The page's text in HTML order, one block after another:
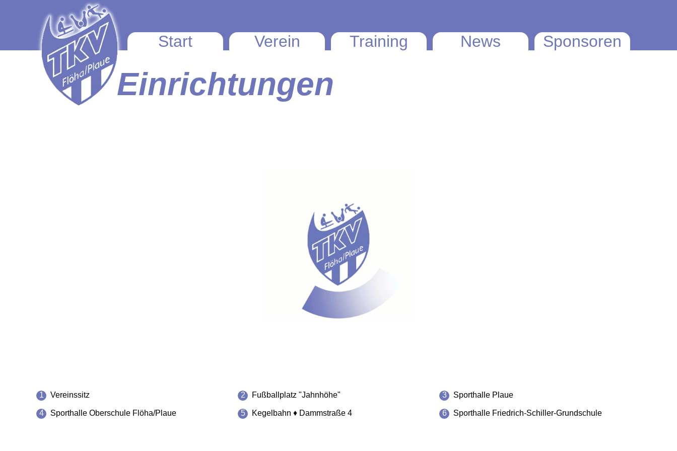
Start Verein Training News Sponsoren
Einrichtungen
1 Vereinssitz 2 Fußballplatz "Jahnhöhe" 3 Sporthalle Plaue
4 Sporthalle Oberschule Flöha/Plaue 5 Kegelbahn ♦ Dammstraße 4 6 Sporthalle Friedrich-Schiller-Grundschule